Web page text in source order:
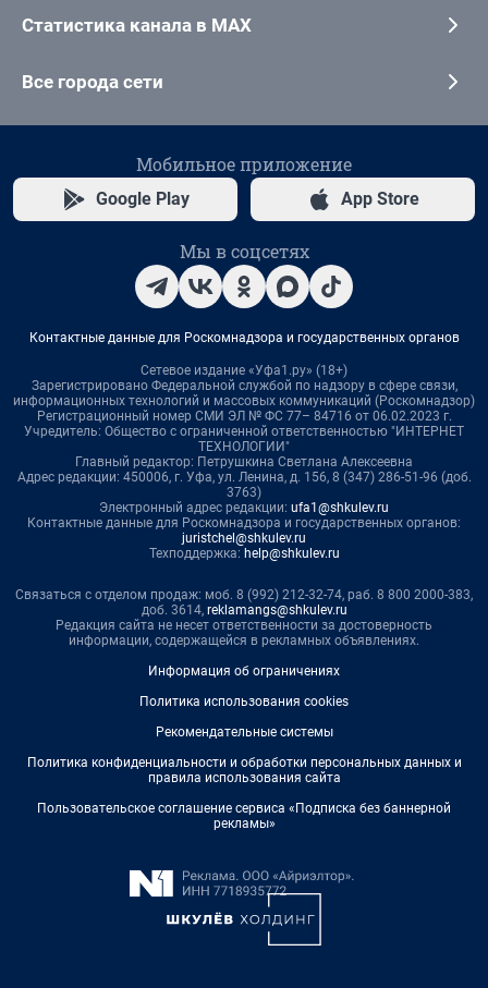
Статистика канала в MAX
Все города сети
Мобильное приложение
Google Play App Store
Мы в соцсетях
Контактные данные для Роскомнадзора и государственных органов
Сетевое издание «Уфа1.ру» (18+)
Зарегистрировано Федеральной службой по надзору в сфере связи,
информационных технологий и массовых коммуникаций (Роскомнадзор)
Регистрационный номер СМИ ЭЛ № ФС 77– 84716 от 06.02.2023 г.
Учредитель: Общество с ограниченной ответственностью "ИНТЕРНЕТ
ТЕХНОЛОГИИ"
Главный редактор: Петрушкина Светлана Алексеевна
Адрес редакции: 450006, г. Уфа, ул. Ленина, д. 156, 8 (347) 286-51-96 (доб.
3763)
Электронный адрес редакции: ufa1@shkulev.ru
Контактные данные для Роскомнадзора и государственных органов:
juristchel@shkulev.ru
Техподдержка: help@shkulev.ru
Связаться с отделом продаж: моб. 8 (992) 212-32-74, раб. 8 800 2000-383,
доб. 3614, reklamangs@shkulev.ru
Редакция сайта не несет ответственности за достоверность
информации, содержащейся в рекламных объявлениях.
Информация об ограничениях
Политика использования cookies
Рекомендательные системы
Политика конфиденциальности и обработки персональных данных и
правила использования сайта
Пользовательское соглашение сервиса «Подписка без баннерной
рекламы»